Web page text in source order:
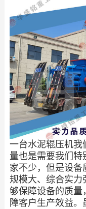
一台水泥辊压机我
量也是需要我们特
家不少，但是设备
规模大、综合实力
够保障设备的质量
障客户生产效益